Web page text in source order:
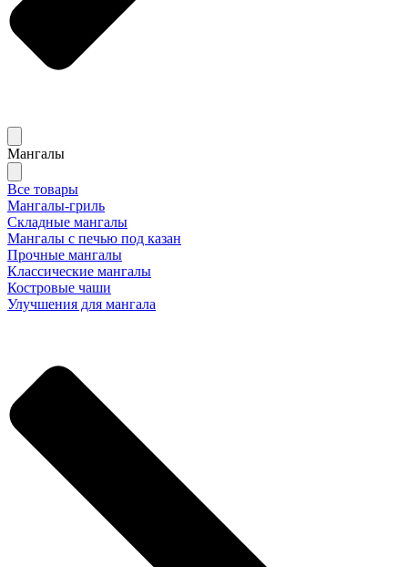
Мангалы
Все товары
Мангалы-гриль
Складные мангалы
Мангалы с печью под казан
Прочные мангалы
Классические мангалы
Костровые чаши
Улучшения для мангала